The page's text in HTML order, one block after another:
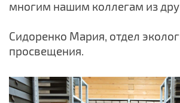
многим нашим коллегам из
Сидоренко Мария, отдел
просвещения.